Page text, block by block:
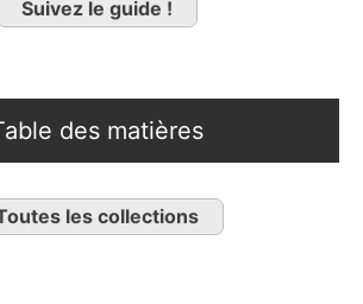
Suivez le guide !
des matières
les collections